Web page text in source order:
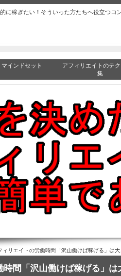
に稼ぎたい！そういった方たちへ役立つコ
マインドセット
アフィリエイトのテ
集
ィリエイトの労働時間「沢山働けば稼げる」は
時間「沢山働けば稼げる」は